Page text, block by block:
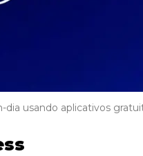
dia usando aplicativos